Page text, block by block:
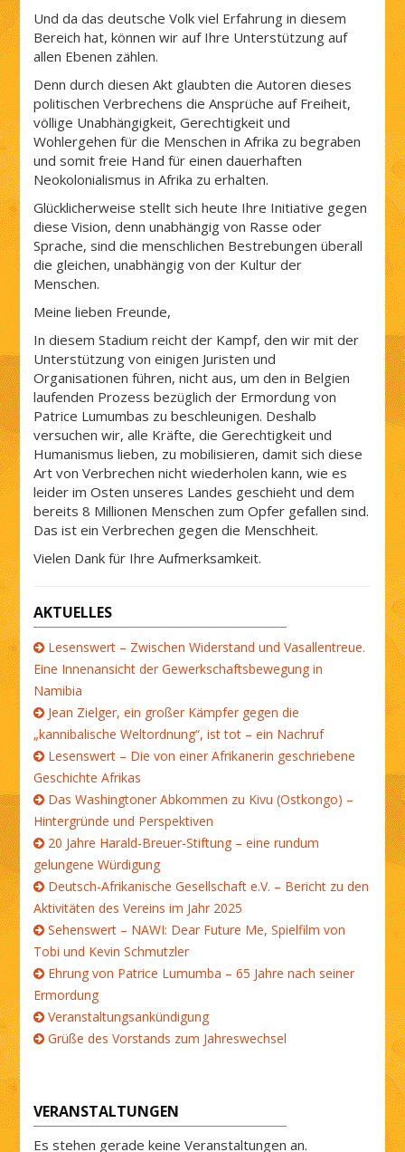
Und da das deutsche Volk viel Erfahrung in diesem
Bereich hat, können wir auf Ihre Unterstützung auf
allen Ebenen zählen.
Denn durch diesen Akt glaubten die Autoren dieses
politischen Verbrechens die Ansprüche auf Freiheit,
völlige Unabhängigkeit, Gerechtigkeit und
Wohlergehen für die Menschen in Afrika zu begraben
und somit freie Hand für einen dauerhaften
Neokolonialismus in Afrika zu erhalten.
Glücklicherweise stellt sich heute Ihre Initiative gegen
diese Vision, denn unabhängig von Rasse oder
Sprache, sind die menschlichen Bestrebungen überall
die gleichen, unabhängig von der Kultur der
Menschen.
Meine lieben Freunde,
In diesem Stadium reicht der Kampf, den wir mit der
Unterstützung von einigen Juristen und
Organisationen führen, nicht aus, um den in Belgien
laufenden Prozess bezüglich der Ermordung von
Patrice Lumumbas zu beschleunigen. Deshalb
versuchen wir, alle Kräfte, die Gerechtigkeit und
Humanismus lieben, zu mobilisieren, damit sich diese
Art von Verbrechen nicht wiederholen kann, wie es
leider im Osten unseres Landes geschieht und dem
bereits 8 Millionen Menschen zum Opfer gefallen sind.
Das ist ein Verbrechen gegen die Menschheit.
Vielen Dank für Ihre Aufmerksamkeit.
AKTUELLES
Lesenswert – Zwischen Widerstand und Vasallentreue.
Eine Innenansicht der Gewerkschaftsbewegung in
Namibia
Jean Zielger, ein großer Kämpfer gegen die
„kannibalische Weltordnung“, ist tot – ein Nachruf
Lesenswert – Die von einer Afrikanerin geschriebene
Geschichte Afrikas
Das Washingtoner Abkommen zu Kivu (Ostkongo) –
Hintergründe und Perspektiven
20 Jahre Harald-Breuer-Stiftung – eine rundum
gelungene Würdigung
Deutsch-Afrikanische Gesellschaft e.V. – Bericht zu den
Aktivitäten des Vereins im Jahr 2025
Sehenswert – NAWI: Dear Future Me, Spielfilm von
Tobi und Kevin Schmutzler
Ehrung von Patrice Lumumba – 65 Jahre nach seiner
Ermordung
Veranstaltungsankündigung
Grüße des Vorstands zum Jahreswechsel
VERANSTALTUNGEN
Es stehen gerade keine Veranstaltungen an.